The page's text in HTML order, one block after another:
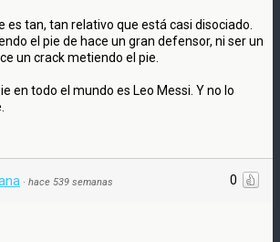
es tan, tan relativo que está casi disociado.
el pie de hace un gran defensor, ni ser un
un crack metiendo el pie.
en todo el mundo es Leo Messi. Y no lo
0
· hace 539 semanas